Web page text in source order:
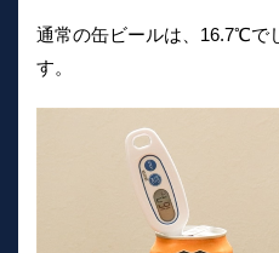
通常の缶ビールは、16.7℃で
す。